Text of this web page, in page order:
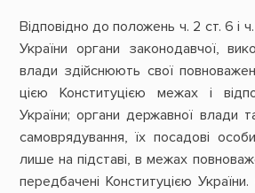
Відповідно до положень ч. 2 ст. 6 і ч.
України органи законодавчої,
влади здійснюють свої
цією Конституцією межах і
України; органи державної влади
самоврядування, їх посадові
лише на підставі, в межах
передбачені Конституцією